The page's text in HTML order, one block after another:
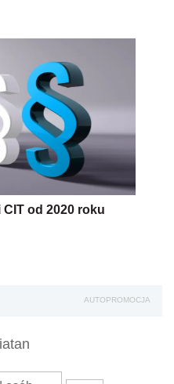
CIT od 2020 roku
AUTOPROMOCJA